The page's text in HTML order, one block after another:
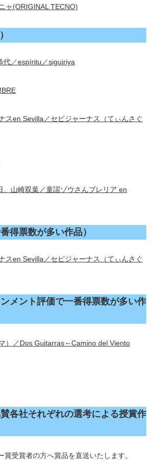
ャ(ORIGINAL TECNO)
／espíritu／siguiriya
en Sevilla／セビジャーナス（てぃんさぐ
山崎双葉／童謡ゾウさんブレリア en
得票数が多い作品）
en Sevilla／セビジャーナス（てぃんさぐ
メント評価で一番得票数が多い作
）／Dos Guitarras～Camino del Viento
各社それぞれの選考による授賞作
受賞者の方へ賞品を直送いたします。